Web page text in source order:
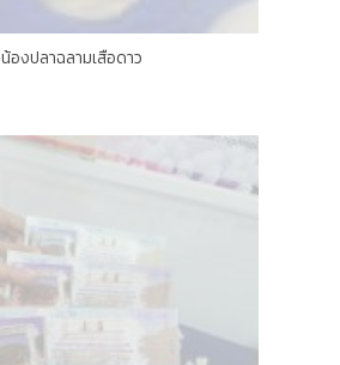
น้องปลาฉลามเสือดาว